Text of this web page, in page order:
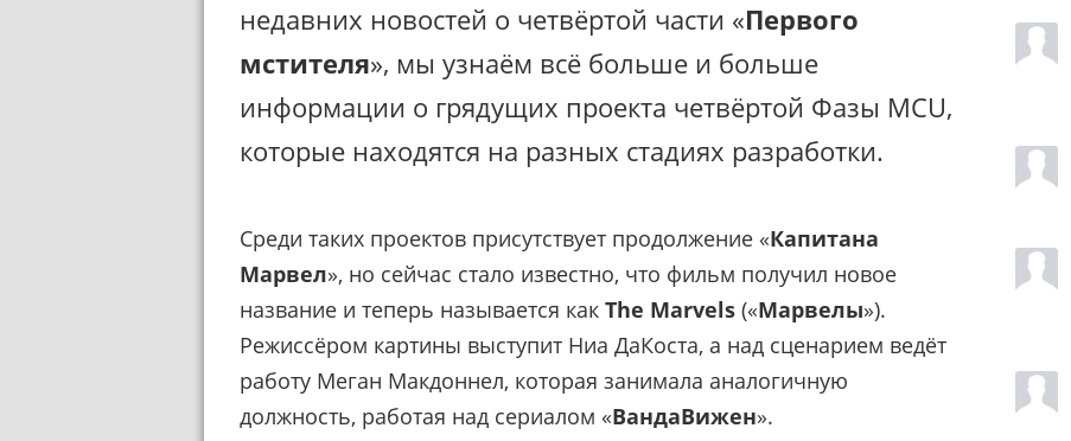
недавних новостей о четвёртой части «Первого
мстителя», мы узнаём всё больше и больше
информации о грядущих проекта четвёртой Фазы MCU,
которые находятся на разных стадиях разработки.
Среди таких проектов присутствует продолжение «Капитана
Марвел», но сейчас стало известно, что фильм получил новое
название и теперь называется как The Marvels («Марвелы»).
Режиссёром картины выступит Ниа ДаКоста, а над сценарием ведёт
работу Меган Макдоннел, которая занимала аналогичную
должность, работая над сериалом «ВандаВижен».